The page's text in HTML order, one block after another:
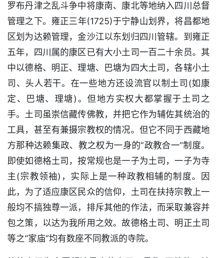
罗布丹津之乱斗争中将康南、康北等地纳入四川总督
管理之下。雍正三年(1725)于宁静山划界，将昌都地
区划为达赖管理，金沙江以东划归四川管辖。到雍正
五年，四川属的康区已有大小土司一百二十余员。其
中以德格、明正、理塘、巴塘为四大土司，各辖小土
司、头人若干。在一些地方还设流官以制土司(如康
定、巴塘、理塘)。但地方实权大都掌握于土司之
手。土司虽崇信藏传佛教，并把它作为辅佐其统治的
工具，甚至有兼摄宗教权的情况。但它不同于西藏地
方那种达赖集政、教之权为一身的“政教合一”制度。
即使如德格土司，按常规也是一子为土司，一子为寺
主(宗教领袖)，实际上是一种政教相辅的制度。因
此，为了适应康区民众的信仰，土司在扶持宗教上一
般均不搞独尊一派，排斥其他的作法，而采取兼容并
包之策，以达为我所用之效。故德格土司、明正土司
等之“家庙”均有数座不同教派的寺院。